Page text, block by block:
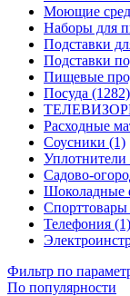
Моющие
Наборы для
Подставки
Подставки
Пищевые
Посуда (1282)
Расходные
Соусники (1)
Уплотнители
Садово-
Шоколадные
Спорттовары
Телефония (1)
Фильтр по
По популярности